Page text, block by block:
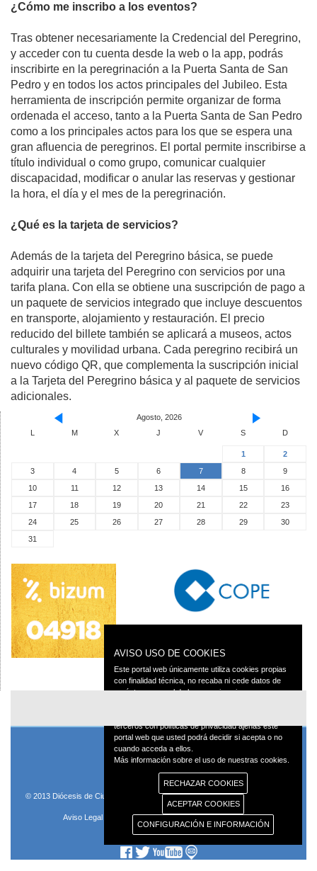
¿Cómo me inscribo a los eventos?
Tras obtener necesariamente la Credencial del Peregrino,
y acceder con tu cuenta desde la web o la app, podrás
inscribirte en la peregrinación a la Puerta Santa de San
Pedro y en todos los actos principales del Jubileo. Esta
herramienta de inscripción permite organizar de forma
ordenada el acceso, tanto a la Puerta Santa de San Pedro
como a los principales actos para los que se espera una
gran afluencia de peregrinos. El portal permite inscribirse a
título individual o como grupo, comunicar cualquier
discapacidad, modificar o anular las reservas y gestionar
la hora, el día y el mes de la peregrinación.
¿Qué es la tarjeta de servicios?
Además de la tarjeta del Peregrino básica, se puede
adquirir una tarjeta del Peregrino con servicios por una
tarifa plana. Con ella se obtiene una suscripción de pago a
un paquete de servicios integrado que incluye descuentos
en transporte, alojamiento y restauración. El precio
reducido del billete también se aplicará a museos, actos
culturales y movilidad urbana. Cada peregrino recibirá un
nuevo código QR, que complementa la suscripción inicial
a la Tarjeta del Peregrino básica y al paquete de servicios
adicionales.
Agosto, 2026
L
M X J V S D
1
2
3
4 5 6 7 8
9
10
11 12 13 14 15
16
17
18 19 20 21 22
23
24
25 26 27 28 29
30
31
© 2013 Diócesis de Ciudad Real C/Caballeros 5, 13001 Ciudad Real - Tlf.:926
250 25 0 - Fax.: 926 251 258
Aviso Legal
Política de Privacidad Política de Cookies
AVISO USO DE COOKIES
Este portal web únicamente utiliza cookies propias
con finalidad técnica, no recaba ni cede datos de
carácter personal de los usuarios sin su
terceros con políticas de privacidad ajenas este
portal web que usted podrá decidir si acepta o no
cuando acceda a ellos.
Más información sobre el uso de nuestras cookies.
RECHAZAR COOKIES
ACEPTAR COOKIES
CONFIGURACIÓN E INFORMACIÓN